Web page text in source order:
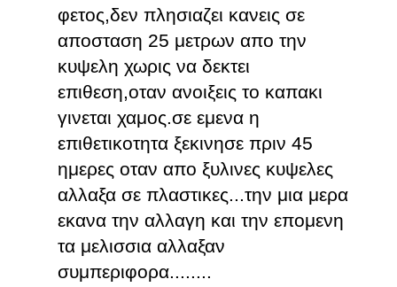
φετος,δεν πλησιαζει κανεις σε
αποσταση 25 μετρων απο την
κυψελη χωρις να δεκτει
επιθεση,οταν ανοιξεις το καπακι
γινεται χαμος.σε εμενα η
επιθετικοτητα ξεκινησε πριν 45
ημερες οταν απο ξυλινες κυψελες
αλλαξα σε πλαστικες...την μια μερα
εκανα την αλλαγη και την επομενη
τα μελισσια αλλαξαν
συμπεριφορα........